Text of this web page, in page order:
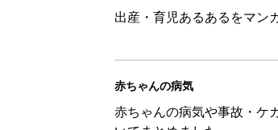
出産・育児あるあるをマン
赤ちゃんの病気
赤ちゃんの病気や事故・ケ